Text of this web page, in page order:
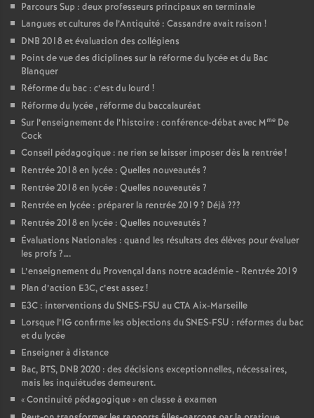
Parcours Sup : deux professeurs principaux en terminale
Langues et cultures de l’Antiquité : Cassandre avait raison !
DNB 2018 et évaluation des collégiens
Point de vue des diciplines sur la réforme du lycée et du Bac
Blanquer
Réforme du bac : c’est du lourd !
Réforme du lycée , réforme du baccalauréat
Sur l’enseignement de l’histoire : conférence-débat avec Mme De
Cock
Conseil pédagogique : ne rien se laisser imposer dès la rentrée!
Rentrée 2018 en lycée : Quelles nouveautés ?
Rentrée 2018 en lycée : Quelles nouveautés ?
Rentrée en lycée : préparer la rentrée 2019? Déjà ???
Rentrée 2018 en lycée : Quelles nouveautés ?
Évaluations Nationales : quand les résultats des élèves pour évaluer
les profs ?….
L’enseignement du Provençal dans notre académie - Rentrée 2019
Plan d’action E3C, c’est assez!
E3C : interventions du SNES-FSU au CTA Aix-Marseille
Lorsque l’IG confirme les objections du SNES-FSU : réformes du bac
et du lycée
Enseigner à distance
Bac, BTS, DNB 2020 : des décisions exceptionnelles, nécessaires,
mais les inquiétudes demeurent.
«Continuité pédagogique» en classe à examen